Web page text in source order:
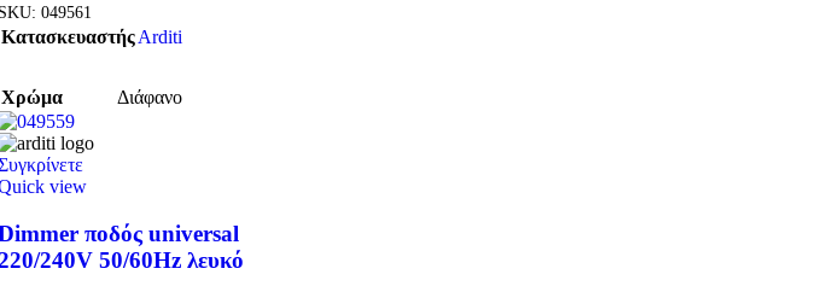
049561
ΚατασκευαστήςArditi
Χρώμα Διάφανο
view
ποδός universal
240V 50/60Hz λευκό